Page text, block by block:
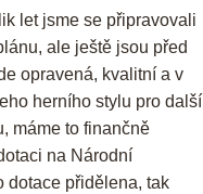
let jsme se připravovali
ale ještě jsou před
opravená, kvalitní a v
herního stylu pro další
máme to finančně
na Národní
dotace přidělena, tak